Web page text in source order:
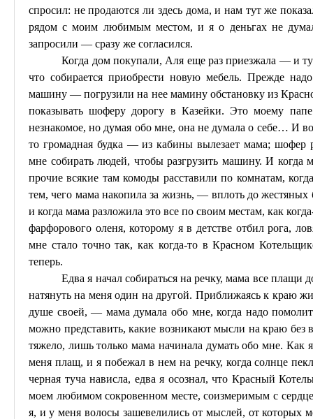
спросил: не продаются ли здесь дома, и нам тут же
рядом с моим любимым местом, и я о деньгах не
запросили — сразу же согласился.
Когда дом покупали, Аля еще раз приезжала — и
что собирается приобрести новую мебель. Прежде
машину — погрузили на нее мамину обстановку из
показывать шоферу дорогу в Казейки. Это моему
незнакомое, но думая обо мне, она не думала о себе… И
то громадная будка — из кабины вылезает мама; шофер
мне собирать людей, чтобы разгрузить машину. И когда
прочие всякие там комоды расставили по комнатам,
тем, чего мама накопила за жизнь, — вплоть до
и когда мама разложила это все по своим местам, как
фарфорового оленя, которому я в детстве отбил рога,
мне стало точно так, как когда-то в Красном
теперь.
Едва я начал собираться на речку, мама все плащи
натянуть на меня один на другой. Приближаясь к краю
душе своей, — мама думала обо мне, когда надо
можно представить, какие возникают мысли на краю
тяжело, лишь только мама начинала думать обо мне. Как
меня плащ, и я побежал в нем на речку, когда солнце
черная туча нависла, едва я осознал, что Красный
моем любимом сокровенном месте, соизмеримым с
я, и у меня волосы зашевелились от мыслей, от которых